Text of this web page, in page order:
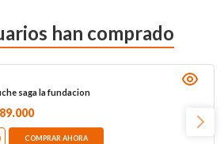
han comprado
saga la fundacion
.000
COMPRAR AHORA